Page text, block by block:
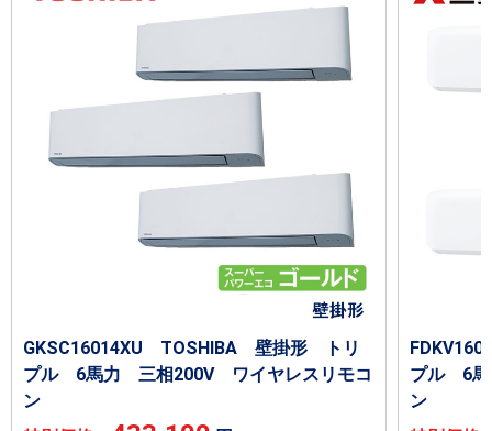
GKSC16014XU TOSHIBA 壁掛形 トリ
プル 6馬力 三相200V ワイヤレスリモコ
ン
プル 6馬
ン